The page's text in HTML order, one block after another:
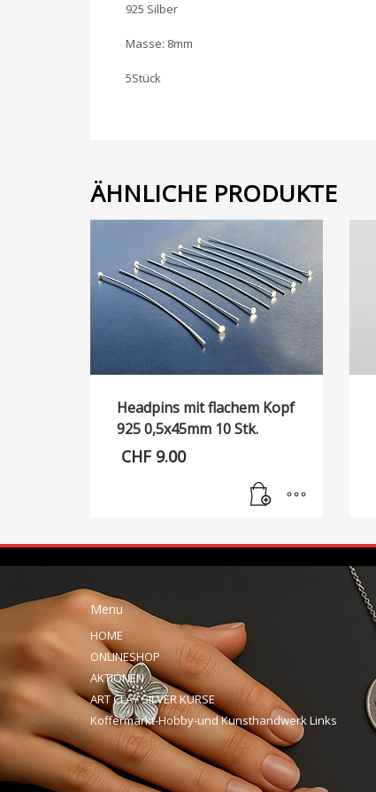
925 Silber
Masse: 8mm
5Stück
ÄHNLICHE PRODUKTE
Headpins mit flachem Kopf
925 0,5x45mm 10 Stk.
CHF 9.00
Menu
HOME
ONLINESHOP
AKTIONEN
ART CLAY SILVER KURSE
Koffermarkt-Hobby-und Kunsthandwerk Links